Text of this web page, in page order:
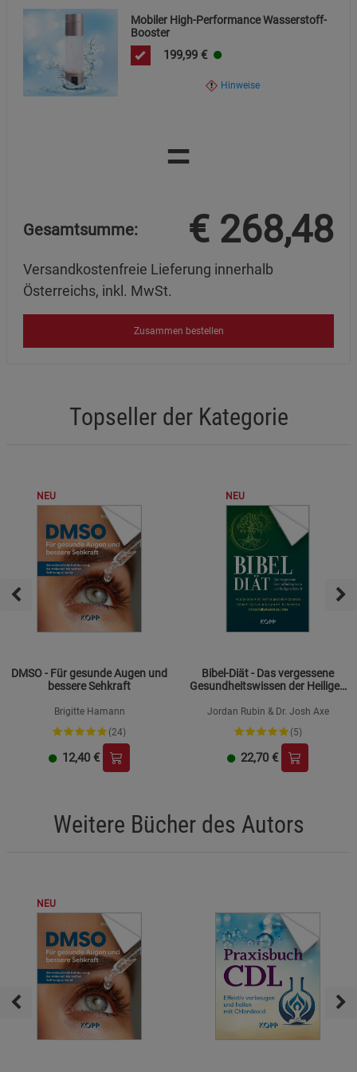
Mobiler High-Performance Wasserstoff-
Booster
199,99 €
Hinweise
=
Gesamtsumme: € 268,48
Versandkostenfreie Lieferung innerhalb
Österreichs, inkl. MwSt.
Zusammen bestellen
Topseller der Kategorie
NEU
DMSO - Für gesunde Augen und
bessere Sehkraft
Brigitte Hamann
(24)
12,40 €
NEU
Bibel-Diät - Das vergessene
Gesundheitswissen der Heiligen
Jordan Rubin & Dr. Josh Axe
(5)
22,70 €
Weitere Bücher des Autors
NEU